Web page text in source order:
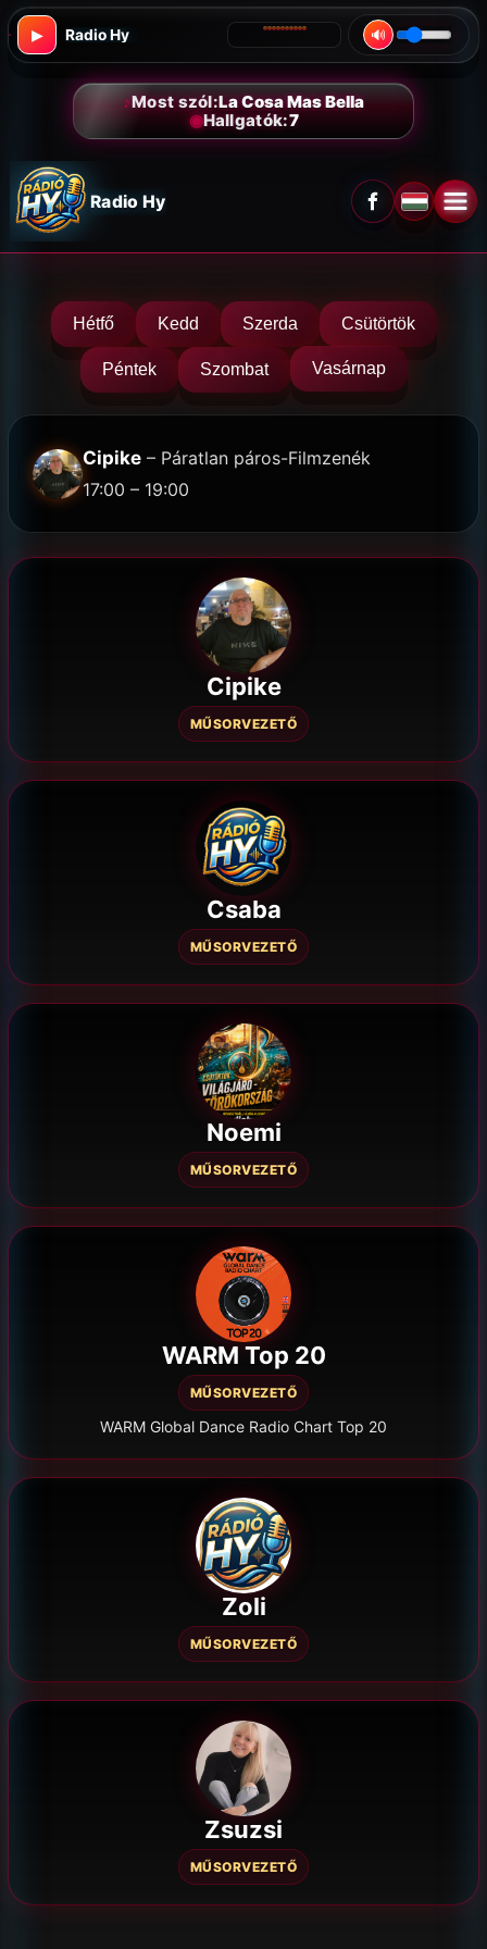
Ugrás
tartalomhoz
▶ Radio Hy 🔊
♪Most szól:La Cosa Mas Bella
◉Hallgatók:7
Radio Hy
Facebook
Hétfő Kedd Szerda Csütörtök
Péntek Szombat Vasárnap
Cipike – Páratlan páros-Filmzenék
17:00 – 19:00
Cipike
MŰSORVEZETŐ
Csaba
MŰSORVEZETŐ
Noemi
MŰSORVEZETŐ
WARM Top 20
MŰSORVEZETŐ
WARM Global Dance Radio Chart Top 20
Zoli
MŰSORVEZETŐ
Zsuzsi
MŰSORVEZETŐ